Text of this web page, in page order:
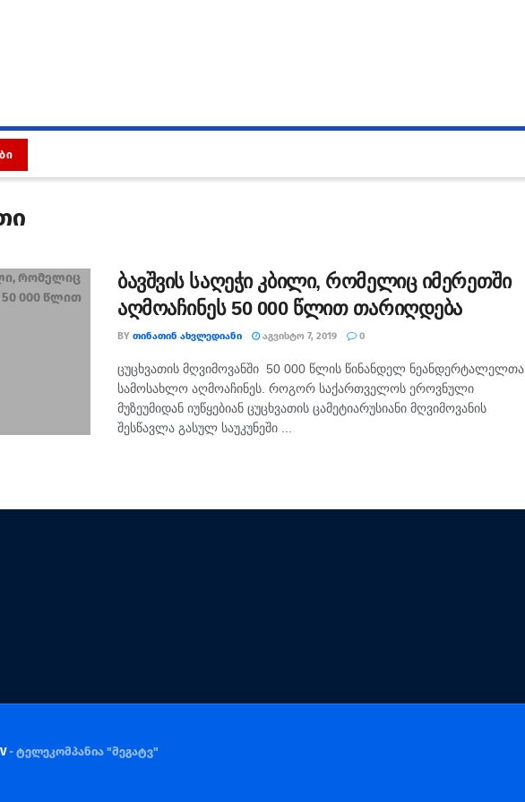
ბავშვის საღეჭი კბილი, რომელიც იმერეთში
აღმოაჩინეს 50 000 წლით თარიღდება
BY ᲗᲘᲜᲐᲗᲘᲜ ᲐᲮᲕᲚᲔᲓᲘᲐᲜᲘ ᲐᲒᲕᲘᲡᲢᲝ 7, 2019 0
ცუცხვათის მღვიმოვანში 50 000 წლის წინანდელ ნეანდერტალელთა
სამოსახლო აღმოაჩინეს. როგორ საქართველოს ეროვნული
მუზეუმიდან იუწყებიან ცუცხვათის ცამეტიარუსიანი მღვიმოვანის
შესწავლა გასულ საუკუნეში ...
- ტელეკომპანია "მეგატვ"